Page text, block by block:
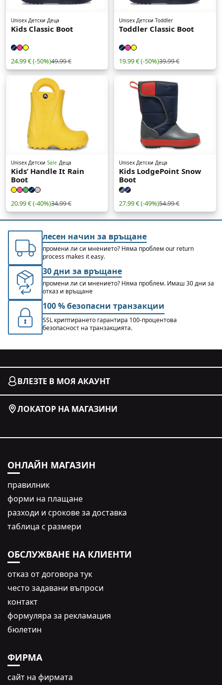
Unisex Детски Деца
Kids Classic Boot
24.99 €(-50%)49.99 €
Unisex Детски Toddler
Toddler Classic Boot
19.99 €(-50%)39.99 €
Unisex Детски Sale Деца
Kids’ Handle It Rain
Boot
20.99 €(-40%)34.99 €
Unisex Детски Деца
Kids LodgePoint Snow
Boot
27.99 €(-49%)54.99 €
лесен начин за връщане
промени ли си мнението? Няма проблем our return
process makes it easy.
30 дни за връщане
промени ли си мнението? Няма проблем. Имаш 30 дни за
отказ и връщане
100 % безопасни транзакции
SSL криптирането гарантира 100-процентова
безопасност на транзакцията.
ВЛЕЗТЕ В МОЯ АКАУНТ
ЛОКАТОР НА МАГАЗИНИ
ОНЛАЙН МАГАЗИН
правилник
форми на плащане
разходи и срокове за доставка
таблица с размери
ОБСЛУЖВАНЕ НА КЛИЕНТИ
oтказ от договора тук
често задавани въпроси
контакт
формуляра за рекламация
бюлетин
ФИРМА
сайт на фирмата